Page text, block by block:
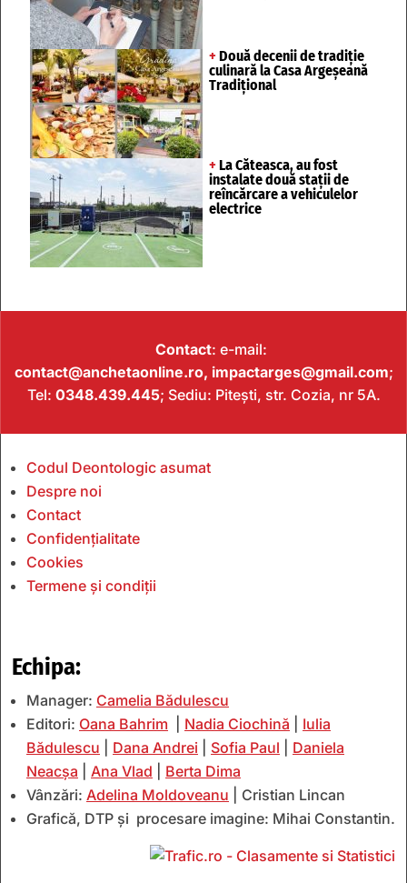
+ Două decenii de tradiție
culinară la Casa Argeșeană
Tradițional
+ La Căteasca, au fost
instalate două stații de
reîncărcare a vehiculelor
electrice
Contact: e-mail:
contact@anchetaonline.ro, impactarges@gmail.com;
Tel: 0348.439.445; Sediu: Pitești, str. Cozia, nr 5A.
Codul Deontologic asumat
Despre noi
Contact
Confidențialitate
Cookies
Termene și condiții
Echipa:
Manager: Camelia Bădulescu
Editori: Oana Bahrim Nadia Ciochină
Iulia
Bădulescu
Dana Andrei Sofia Paul
Daniela
Neacșa
Ana Vlad
Berta Dima
Vânzări: Adelina Moldoveanu | Cristian Lincan
Grafică, DTP și procesare imagine: Mihai Constantin.